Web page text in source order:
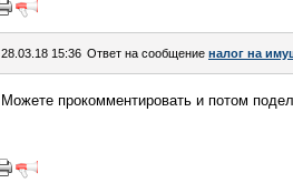
28.03.18 15:36 Ответ на сообщение налог на
Можете прокомментировать и потом